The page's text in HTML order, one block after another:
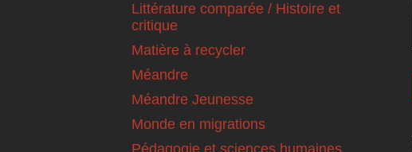
Littérature comparée / Histoire et
critique
Matière à recycler
Méandre
Méandre Jeunesse
Monde en migrations